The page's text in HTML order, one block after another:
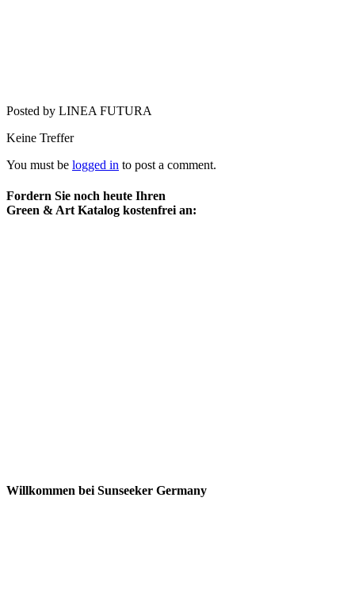
Posted by LINEA FUTURA
Keine Treffer
You must be logged in to post a comment.
Fordern Sie noch heute Ihren
Green & Art Katalog kostenfrei an:
Willkommen bei Sunseeker Germany